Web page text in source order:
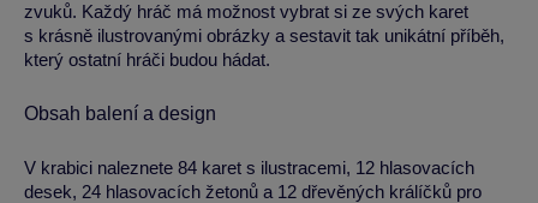
zvuků. Každý hráč má možnost vybrat si ze svých karet
s krásně ilustrovanými obrázky a sestavit tak unikátní příběh,
který ostatní hráči budou hádat.
Obsah balení a design
V krabici naleznete 84 karet s ilustracemi, 12 hlasovacích
desek, 24 hlasovacích žetonů a 12 dřevěných králíčků pro